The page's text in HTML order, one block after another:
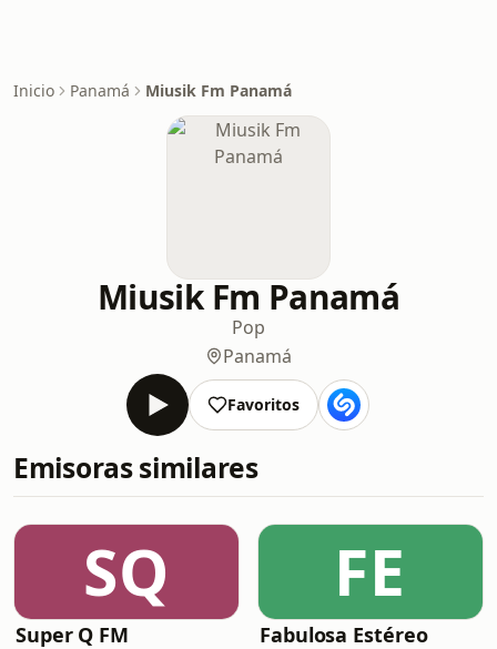
Inicio Panamá Miusik Fm Panamá
Miusik Fm Panamá
Pop
Panamá
Favoritos
Emisoras similares
SQ
Super Q FM
FE
Fabulosa Estéreo